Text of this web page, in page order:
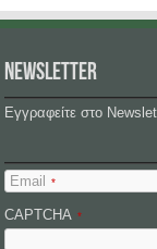
NEWSLETTER
Εγγραφείτε στο
Email *
CAPTCHA *